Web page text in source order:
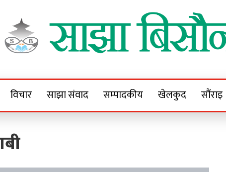
Sajha Bisaunee
विचार साझा संवाद सम्पादकीय खेलकुद सौंराइ